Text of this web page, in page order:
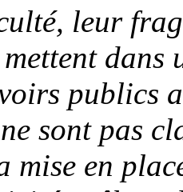
leur
dans
publics
sont pas
mise en